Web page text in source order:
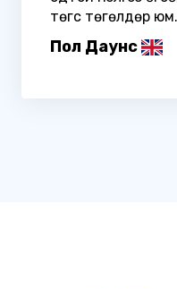
төгс төгөлдөр юм.
Пол Даунс